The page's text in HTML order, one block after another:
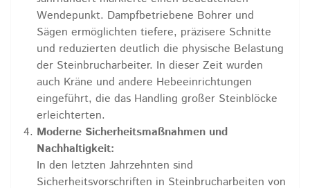
Wendepunkt. Dampfbetriebene Bohrer und
Sägen ermöglichten tiefere, präzisere Schnitte
und reduzierten deutlich die physische Belastung
der Steinbrucharbeiter. In dieser Zeit wurden
auch Kräne und andere Hebeeinrichtungen
eingeführt, die das Handling großer Steinblöcke
erleichterten.
Moderne Sicherheitsmaßnahmen und
Nachhaltigkeit:
In den letzten Jahrzehnten sind
Sicherheitsvorschriften in Steinbrucharbeiten von